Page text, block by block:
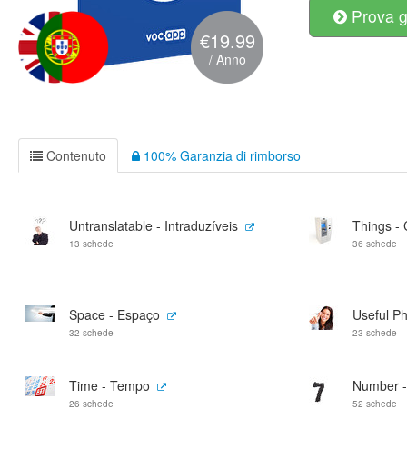
€19.99
/ Anno
Prova
Contenuto 100% Garanzia di rimborso
Untranslatable - Intraduzíveis
13 schede
Things -
36 schede
Space - Espaço
32 schede
Useful
23 schede
Time - Tempo
26 schede
Number
52 schede